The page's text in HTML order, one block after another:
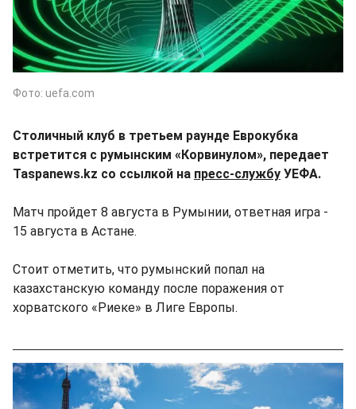
Фото: uefa.com
Столичный клуб в третьем раунде Еврокубка
встретится с румынским «Корвинулом», передает
Taspanews.kz со ссылкой на пресс-службу УЕФА.
Матч пройдет 8 августа в Румынии, ответная игра -
15 августа в Астане.
Стоит отметить, что румынский попал на
казахстанскую команду после поражения от
хорватского «Риеке» в Лиге Европы.